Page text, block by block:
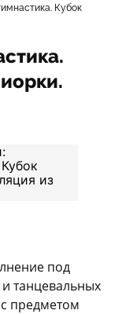
Кубок
под
танцевальных
предметом